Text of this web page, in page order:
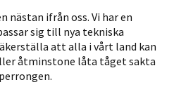
nästan ifrån oss. Vi har en
sig till nya tekniska
att alla i vårt land kan
åtminstone låta tåget sakta
hemsidans
funktionalitet
och
uppbyggnad,
baserat på